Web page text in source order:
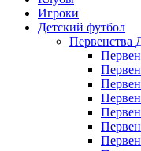
Игроки
Детский футбол